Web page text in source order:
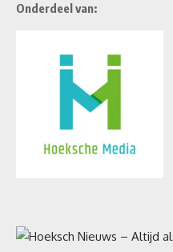
Onderdeel van: